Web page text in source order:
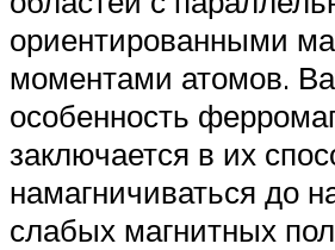
ориентированными
моментами атомов.
особенность
заключается в их
намагничиваться до
слабых магнитных